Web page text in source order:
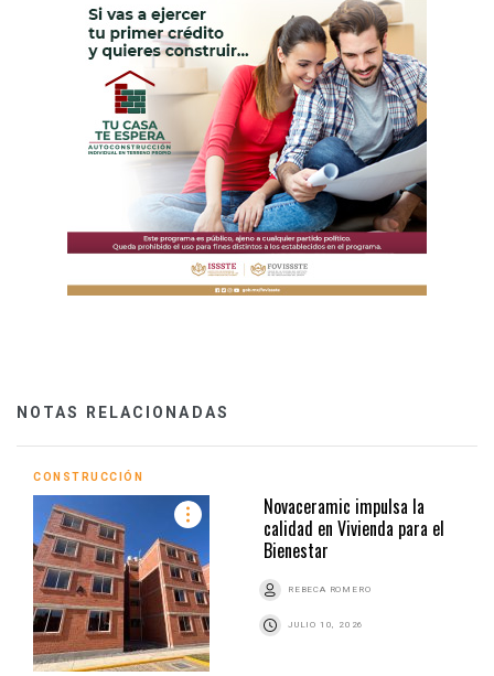
NOTAS RELACIONADAS
CONSTRUCCIÓN
Novaceramic impulsa la
calidad en Vivienda para el
Bienestar
REBECA ROMERO
JULIO 10, 2026